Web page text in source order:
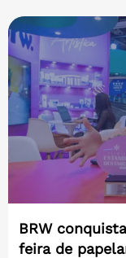
BRW
feira de